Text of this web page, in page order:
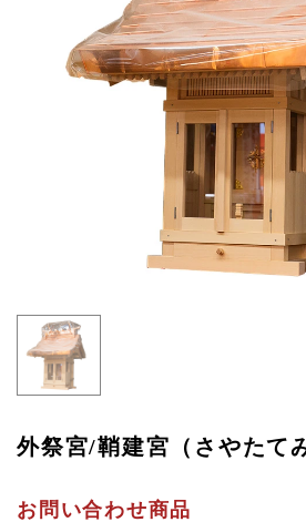
外祭宮/鞘建宮（さやたて
お問い合わせ商品